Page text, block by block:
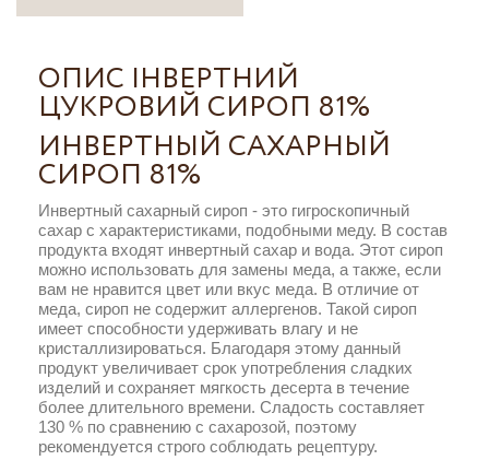
ОПИС ІНВЕРТНИЙ
ЦУКРОВИЙ СИРОП 81%
ИНВЕРТНЫЙ САХАРНЫЙ
СИРОП 81%
Инвертный сахарный сироп - это гигроскопичный
сахар с характеристиками, подобными меду. В состав
продукта входят инвертный сахар и вода. Этот сироп
можно использовать для замены меда, а также, если
вам не нравится цвет или вкус меда. В отличие от
меда, сироп не содержит аллергенов. Такой сироп
имеет способности удерживать влагу и не
кристаллизироваться. Благодаря этому данный
продукт увеличивает срок употребления сладких
изделий и сохраняет мягкость десерта в течение
более длительного времени. Сладость составляет
130 % по сравнению с сахарозой, поэтому
рекомендуется строго соблюдать рецептуру.